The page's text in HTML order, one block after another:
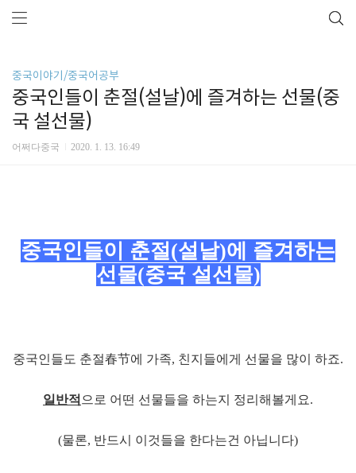
중국이야기/중국어공부
중국인들이 춘절(설날)에 즐겨하는 선물(중
국 설선물)
어쩌다중국 2020. 1. 13. 16:49
중국인들이 춘절(설날)에 즐겨하는
선물(중국 설선물)
중국인들도 춘절春节에 가족, 친지들에게 선물을 많이 하죠.
일반적 으로 어떤 선물들을 하는지 정리해볼게요.
(물론, 반드시 이것들을 한다는건 아닙니다)